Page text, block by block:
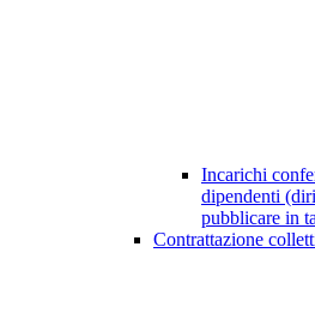
Incarichi
dipendenti
pubblicare in
Contrattazione